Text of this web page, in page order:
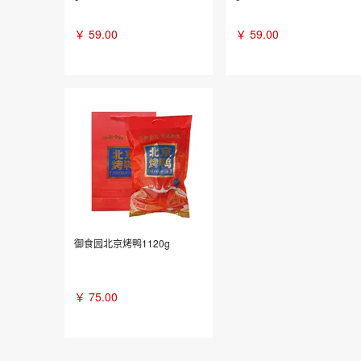
￥ 59.00 ￥ 59.00
御食园北京烤鸭1120g
￥ 75.00